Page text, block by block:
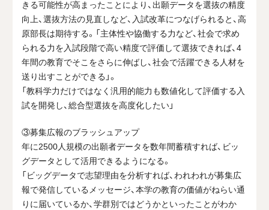
きる可能性が高まったことにより、出願データを選抜の精度
向上、選抜方法の見直しなど、入試改革につなげられると、高
原部長は期待する。「主体性や協働する力など、社会で求め
られる力を入試段階で高い精度で評価して選抜できれば、4
年間の教育でそこをさらに伸ばし、社会で活躍できる人材を
送り出すことができる」。
「教科学力だけではなく汎用的能力も数値化して評価する入
試を開発し、総合型選抜を高度化したい」
③募集広報のブラッシュアップ
年に2500人規模の出願者データを数年間蓄積すれば、ビッ
グデータとして活用できるようになる。
「ビッグデータで志望理由を分析すれば、われわれが募集広
報で発信しているメッセージ、本学の教育の価値がねらい通
りに届いているか、学群別ではどうかといったことがわか